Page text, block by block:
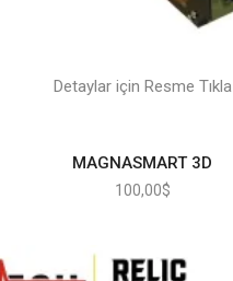
Detaylar için Resme Tıkla
MAGNASMART 3D
100,00$